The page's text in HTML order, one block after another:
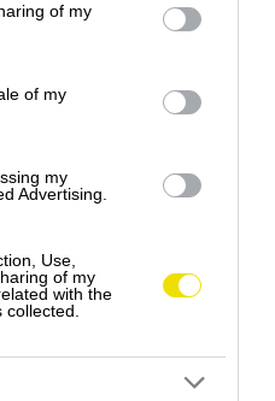
behaviour. You may click to
and its third-party tags to
purposes in below Google
of my
of my
my
Advertising.
Use,
of my
with the
(@ri_minar)
VÝSLEDOK
vrstvu podusenej